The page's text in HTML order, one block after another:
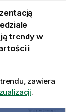
trendy w
i
zawiera
.